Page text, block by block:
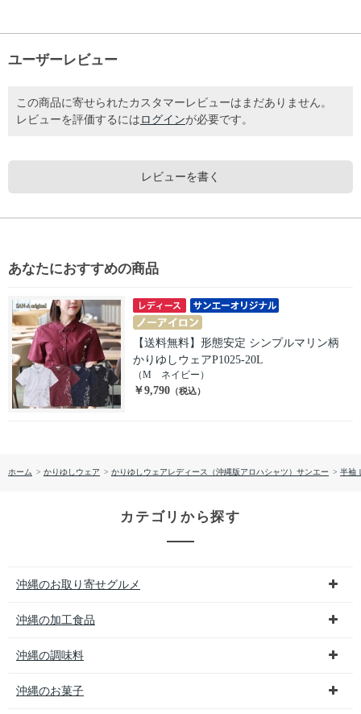
ユーザーレビュー
この商品に寄せられたカスタマーレビューはまだありません。
レビューを評価するには ログインが必要です。
レビューを書く
あなたにおすすめの商品
【送料無料】形態安定 シンプルマリン柄
かりゆしウェアP1025-20L
（M ネイビー）
￥9,790 （税込）
ホーム > かりゆしウェア > かりゆしウェアレディース（沖縄版アロハシャツ）サンエー > 半袖
カテゴリから探す
沖縄のお取り寄せグルメ
沖縄の加工食品
沖縄の調味料
沖縄のお菓子